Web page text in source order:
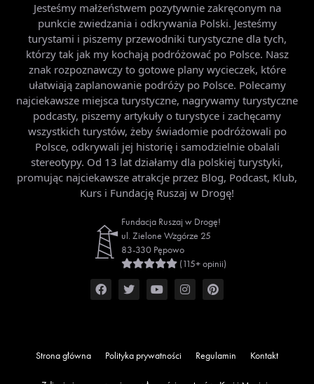
Jesteśmy małżeństwem pozytywnie zakręconym na
punkcie zwiedzania i odkrywania Polski. Jesteśmy
turystami i piszemy przewodniki turystyczne dla tych,
którzy tak jak my kochają podróżować po Polsce. Nasz
znak rozpoznawczy to gotowe plany wycieczek, które
ułatwiają zaplanowanie podróży po Polsce. Polecamy
najciekawsze miejsca turystyczne, nagrywamy turystyczne
podcasty, piszemy artykuły o turystyce i zachęcamy
wszystkich turystów, żeby świadomie podróżowali po
Polsce, odkrywali jej historię i samodzielnie obalali
stereotypy. Od 13 lat działamy dla polskiej turystyki,
promując najciekawsze atrakcje przez Blog, Podcast, Klub,
Kurs i Fundację Ruszaj w Drogę!
Fundacja Ruszaj w Drogę!
ul. Zielone Wzgórze 25
83-330 Pępowo
(115+ opinii)
Strona główna Polityka prywatności Regulamin Kontakt